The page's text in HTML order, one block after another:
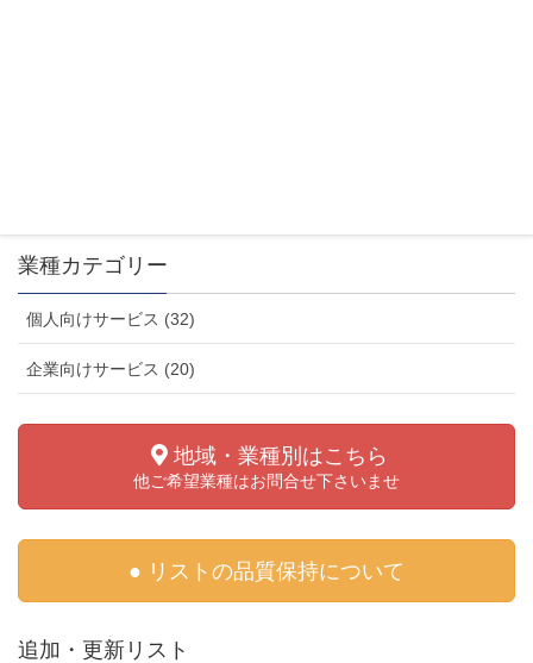
業種カテゴリー
個人向けサービス (32)
企業向けサービス (20)
地域・業種別はこちら
他ご希望業種はお問合せ下さいませ
● リストの品質保持について
追加・更新リスト